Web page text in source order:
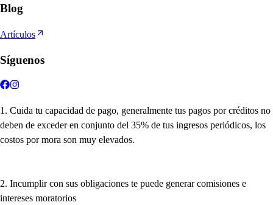
Blog
Artículos
Síguenos
1. Cuida tu capacidad de pago, generalmente tus pagos por créditos no
deben de exceder en conjunto del 35% de tus ingresos periódicos, los
costos por mora son muy elevados.
2. Incumplir con sus obligaciones te puede generar comisiones e
intereses moratorios